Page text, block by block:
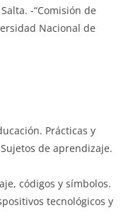
-“Comisión de
Nacional de
Prácticas y
de aprendizaje.
códigos y símbolos.
tecnológicos y